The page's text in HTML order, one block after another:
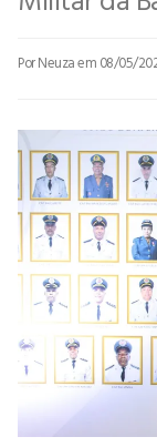
Por Neuzaem 08/05/